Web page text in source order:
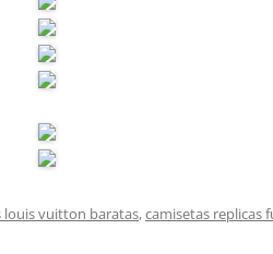
louis vuitton baratas,camisetas replicas